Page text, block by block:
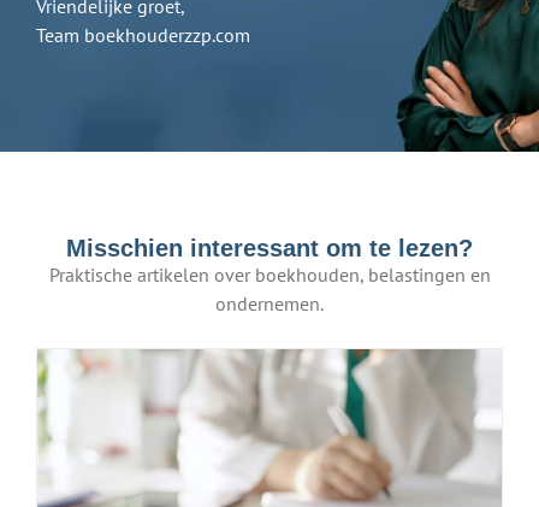
Vriendelijke groet,
Team boekhouderzzp.com
Misschien interessant om te lezen?
Praktische artikelen over boekhouden, belastingen en
ondernemen.